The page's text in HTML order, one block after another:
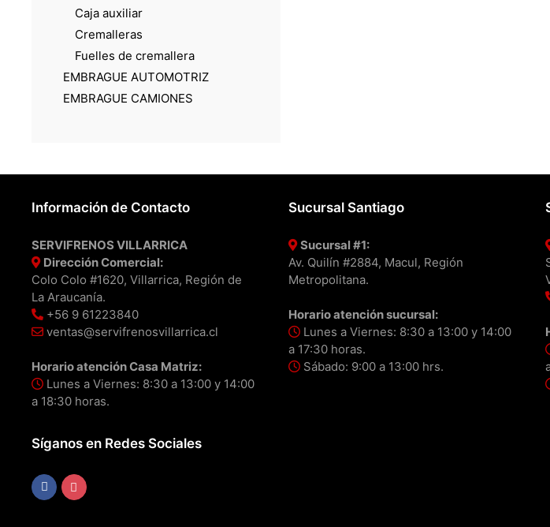
Caja auxiliar
Cremalleras
Fuelles de cremallera
EMBRAGUE AUTOMOTRIZ
EMBRAGUE CAMIONES
Información de Contacto
SERVIFRENOS VILLARRICA
Dirección Comercial:
Colo Colo #1620, Villarrica, Región de
La Araucanía.
+56 9 61223840
ventas@servifrenosvillarrica.cl
Horario atención Casa Matriz:
Lunes a Viernes: 8:30 a 13:00 y 14:00
a 18:30 horas.
Síganos en Redes Sociales
Sucursal Santiago
Sucursal #1:
Av. Quilín #2884, Macul, Región
Metropolitana.
Horario atención sucursal:
Lunes a Viernes: 8:30 a 13:00 y 14:00
a 17:30 horas.
Sábado: 9:00 a 13:00 hrs.